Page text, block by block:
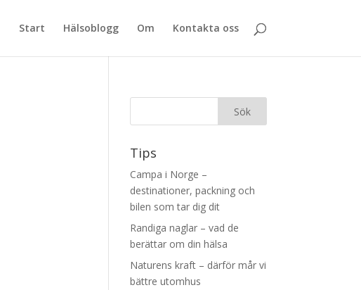
Start Hälsoblogg Om Kontakta oss
Tips
Campa i Norge –
destinationer, packning och
bilen som tar dig dit
Randiga naglar – vad de
berättar om din hälsa
Naturens kraft – därför mår vi
bättre utomhus